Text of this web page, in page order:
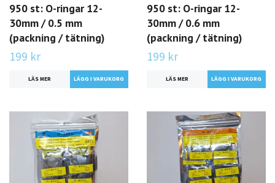
950 st: O-ringar 12-
30mm / 0.5 mm
(packning / tätning)
199 kr
LÄS MER
950 st: O-ringar 12-
30mm / 0.6 mm
(packning / tätning)
199 kr
LÄS MER